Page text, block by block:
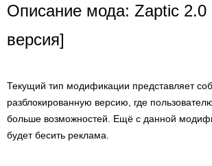
Описание мода: Zaptic
версия]
Текущий тип модификации представляет
разблокированную версию, где
больше возможностей. Ещё с данной
будет бесить реклама.